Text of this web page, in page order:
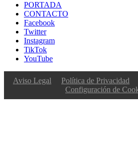
PORTADA
CONTACTO
Facebook
Twitter
Instagram
TikTok
YouTube
Aviso Legal Política de Privacidad
Configuración de